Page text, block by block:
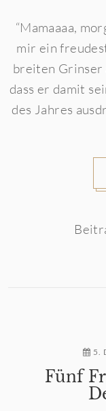
“Mamaaaa,
mir ein
breiten Grinser
dass er damit
des Jahres
5.
Fünf